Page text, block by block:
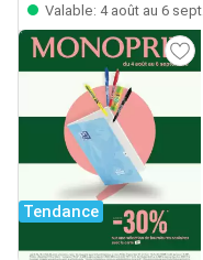
Valable: 4 août au 6 sept.
Tendance